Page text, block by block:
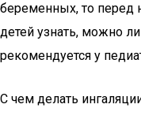
беременных, то перед
детей узнать, можно
рекомендуется у
С чем делать